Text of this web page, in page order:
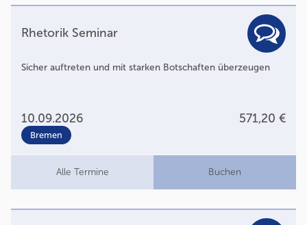
Rhetorik Seminar
Sicher auftreten und mit starken Botschaften überzeugen
10.09.2026 571,20 €
Bremen
Alle Termine Buchen